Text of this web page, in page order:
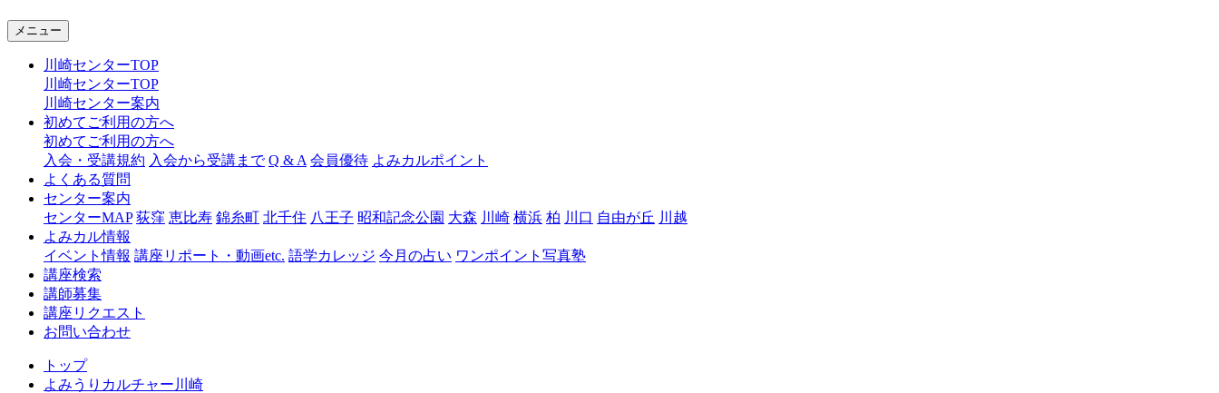
ャ
川
崎
メニュー
川崎センターTOP
川崎センターTOP
川崎センター案内
初めてご利用の方へ
初めてご利用の方へ
入会・受講規約 入会から受講まで Q & A 会員優待 よみカルポイント
よくある質問
センター案内
センターMAP 荻窪 恵比寿 錦糸町 北千住 八王子 昭和記念公園 大森 川崎 横浜 柏 川口 自由が丘 川越
よみカル情報
イベント情報 講座リポート・動画etc. 語学カレッジ 今月の占い ワンポイント写真塾
講座検索
講師募集
講座リクエスト
お問い合わせ
トップ
よみうりカルチャー川崎